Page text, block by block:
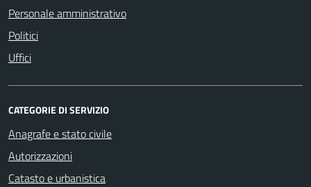
Personale amministrativo
Politici
Uffici
CATEGORIE DI SERVIZIO
Anagrafe e stato civile
Autorizzazioni
Catasto e urbanistica